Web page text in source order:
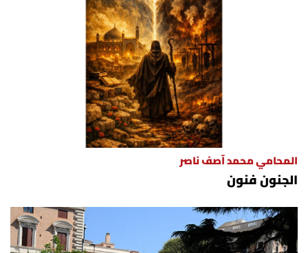
شروط الاستخدام
شروط الإشتراك
Digital solutions by
المحامي محمد آصف ناصر
الجنون فنون